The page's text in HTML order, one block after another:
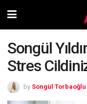
Songül
Stres
by Songül Torbaoğlu